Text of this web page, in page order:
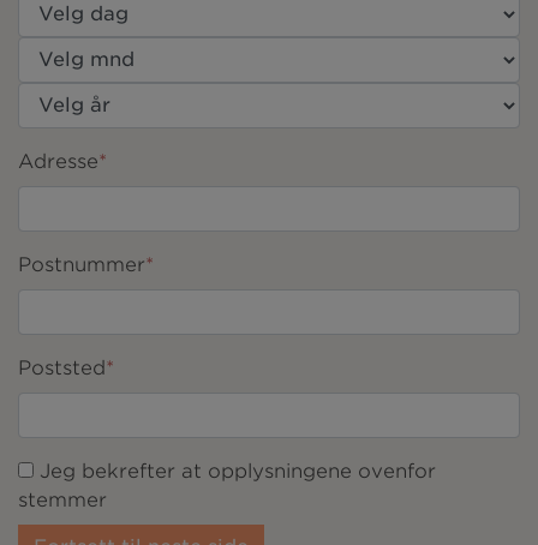
Adresse*
Postnummer*
Poststed*
Jeg bekrefter at opplysningene ovenfor
stemmer